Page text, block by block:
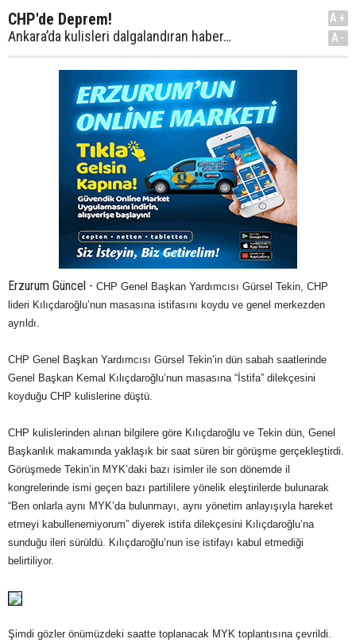
CHP'de Deprem!
Ankara’da kulisleri dalgalandıran haber…
A+
A-
Erzurum Güncel - CHP Genel Başkan Yardımcısı Gürsel Tekin, CHP
lideri Kılıçdaroğlu’nun masasına istifasını koydu ve genel merkezden
ayrıldı.
CHP Genel Başkan Yardımcısı Gürsel Tekin’in dün sabah saatlerinde
Genel Başkan Kemal Kılıçdaroğlu’nun masasına “İstifa” dilekçesini
koyduğu CHP kulislerine düştü.
CHP kulislerinden alınan bilgilere göre Kılıçdaroğlu ve Tekin dün, Genel
Başkanlık makamında yaklaşık bir saat süren bir görüşme gerçekleştirdi.
Görüşmede Tekin’in MYK’daki bazı isimler ile son dönemde il
kongrelerinde ismi geçen bazı partililere yönelik eleştirilerde bulunarak
“Ben onlarla aynı MYK’da bulunmayı, aynı yönetim anlayışıyla hareket
etmeyi kabullenemiyorum” diyerek istifa dilekçesini Kılıçdaroğlu’na
sunduğu ileri sürüldü. Kılıçdaroğlu’nun ise istifayı kabul etmediği
belirtiliyor.
Şimdi gözler önümüzdeki saatte toplanacak MYK toplantısına çevrildi.